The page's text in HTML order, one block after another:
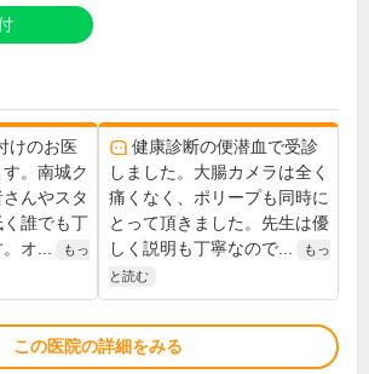
けのお医
。南城ク
んやスタ
誰でも丁
オ...
もっ
健康診断の便潜血で受診
しました。大腸カメラは全く
痛くなく、ポリープも同時に
とって頂きました。先生は優
しく説明も丁寧なので...
もっ
と読む
この医院の詳細をみる